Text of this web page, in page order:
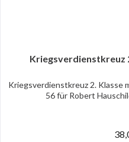
Kriegsverdienstkreuz
Kriegsverdienstkreuz 2. Klasse
56 für Robert